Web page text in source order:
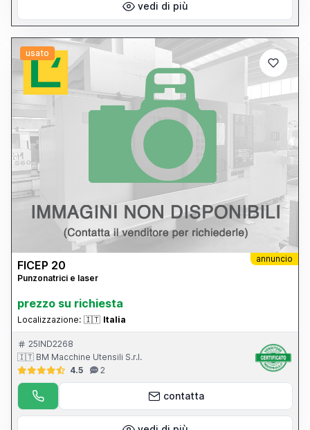
vedi di più
usato
annuncio
FICEP 20
Punzonatrici e laser
prezzo su richiesta
Localizzazione: 🇮🇹 Italia
25IND2268
🇮🇹 BM Macchine Utensili S.r.l.
4.5
2
contatta